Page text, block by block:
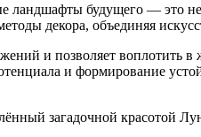
будущего — это не
декора, объединяя
и позволяет
и формирование
загадочной красотой